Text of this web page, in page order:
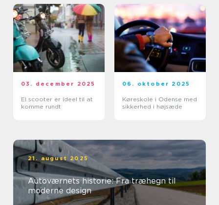
03. december 2025
El scooter er ideel til at
komme rundt
06. oktober 2025
Køreskole i Odense med
sikkerhed i højsæde
21. august 2025
Autoværnets historie: Fra træhegn til
moderne design